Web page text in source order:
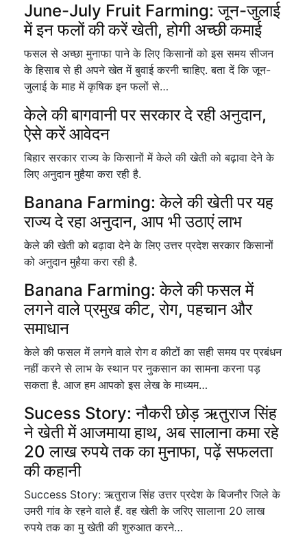
June-July Fruit Farming: जून-जुलाई
में इन फलों की करें खेती, होगी अच्छी कमाई
फसल से अच्छा मुनाफा पाने के लिए किसानों को इस समय सीजन
के हिसाब से ही अपने खेत में बुवाई करनी चाहिए. बता दें कि जून-
जुलाई के माह में कृषिक इन फलों से…
केले की बागवानी पर सरकार दे रही अनुदान,
ऐसे करें आवेदन
बिहार सरकार राज्य के किसानों में केले की खेती को बढ़ावा देने के
लिए अनुदान मुहैया करा रही है.
Banana Farming: केले की खेती पर यह
राज्य दे रहा अनुदान, आप भी उठाएं लाभ
केले की खेती को बढ़ावा देने के लिए उत्तर प्रदेश सरकार किसानों
को अनुदान मुहैया करा रही है.
Banana Farming: केले की फसल में
लगने वाले प्रमुख कीट, रोग, पहचान और
समाधान
केले की फसल में लगने वाले रोग व कीटों का सही समय पर प्रबंधन
नहीं करने से लाभ के स्थान पर नुकसान का सामना करना पड़
सकता है. आज हम आपको इस लेख के माध्यम…
Sucess Story: नौकरी छोड़ ऋतुराज सिंह
ने खेती में आजमाया हाथ, अब सालाना कमा रहे
20 लाख रुपये तक का मुनाफा, पढ़ें सफलता
की कहानी
Success Story: ऋतुराज सिंह उत्तर प्रदेश के बिजनौर जिले के
उमरी गांव के रहने वाले हैं. वह खेती के जरिए सालाना 20 लाख
रुपये तक का मु खेती की शुरुआत करने…